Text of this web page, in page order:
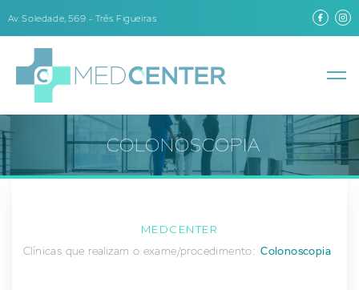
Av. Soledade, 569 – Três Figueiras
COLONOSCOPIA
MEDCENTER
Clínicas que realizam o exame/procedimento: Colonoscopia